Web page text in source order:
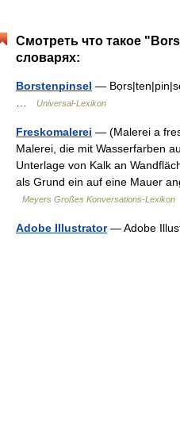
Смотреть что такое
словарях:
Borstenpinsel —
Universal-Lexikon
Freskomalerei — (Malerei a
Malerei, die mit Wasserfarben
Unterlage von Kalk an
als Grund ein auf eine Mauer
Meyers Großes Konversations-Lexikon
Adobe Illustrator— Adobe